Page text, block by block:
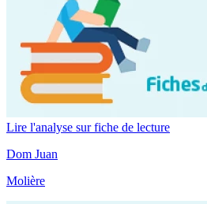
Lire l'analyse sur fiche de lecture
Dom Juan
Molière